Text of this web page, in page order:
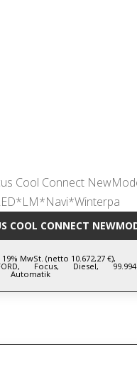
COOL CONNECT
MwSt. (netto 10.672,27 €),
Focus, Diesel,
Automatik